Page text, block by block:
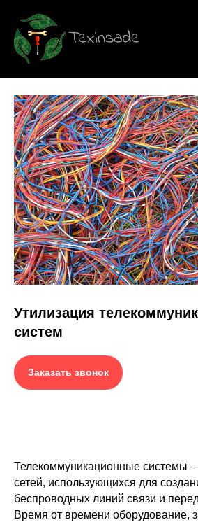
Утилизация телекоммуникационных систем
Утилизация
систем
Заказать звонок
Телекоммуникационные системы —
сетей, использующихся для
беспроводных линий связи и
Время от времени оборудование,